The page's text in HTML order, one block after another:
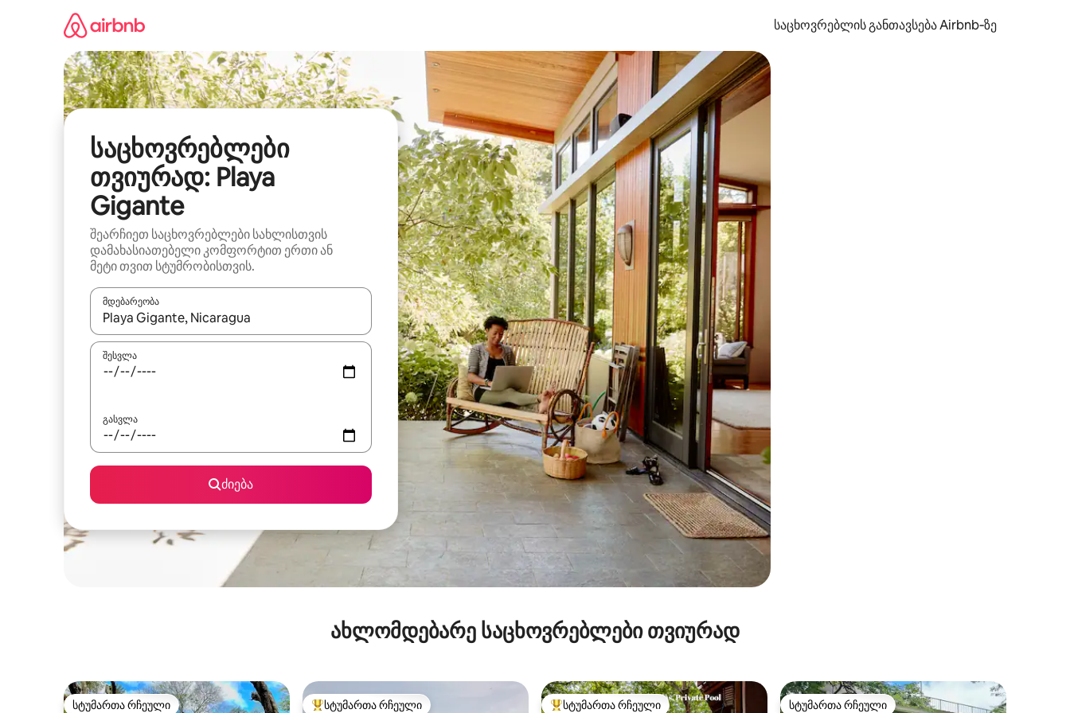
საცხოვრებლის განთავსება Airbnb‑ზე
საცხოვრებლები
თვიურად: Playa
Gigante
შეარჩიეთ საცხოვრებლები სახლისთვის
დამახასიათებელი კომფორტით ერთი ან
მეტი თვით სტუმრობისთვის.
მდებარეობა
როცა შედეგები ხელმისაწვდომი გახდება, ნავიგაციისთვის გამოიყენეთ კლავიშები ზემოთ/ქვემოთ მიმართული ისრებით ან შეხებისა თუ თითის გასმის ჟესტები.
შესვლა
გასვლა
ძიება
ახლომდებარე საცხოვრებლები თვიურად
სტუმართა რჩეული სტუმართა რჩეული სტუმართა რჩეული სტუმართა რჩეული